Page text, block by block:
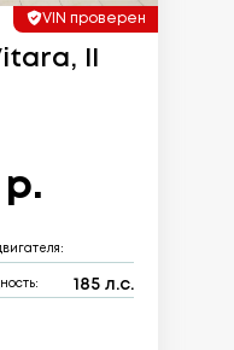
VIN проверен
II
р.
185 л.с.